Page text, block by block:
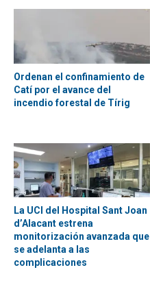
Ordenan el confinamiento de
Catí por el avance del
incendio forestal de Tírig
La UCI del Hospital Sant Joan
d’Alacant estrena
monitorización avanzada que
se adelanta a las
complicaciones